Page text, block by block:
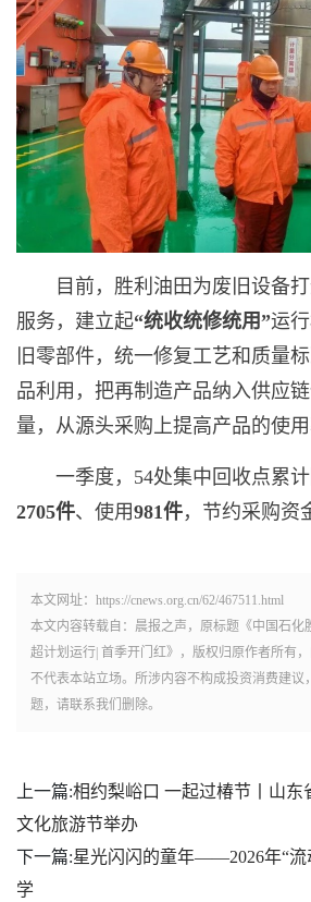
目前，胜利油田为废旧设备
服务，建立起“统收统修统用”运
旧零部件，统一修复工艺和质量
品利用，把再制造产品纳入供应
量，从源头采购上提高产品的使用
一季度，54处集中回收点累
2705件、使用981件，节约采购资
本文网址：https://cnews.org.cn/62/467511.html
本文内容转载自：晨报之声，原标题《中国石化
超计划运行| 首季开门红》，版权归原作者所有，
不代表本站立场。所涉内容不构成投资消费建议
题，请联系我们删除。
上一篇:相约梨峪口 一起过椿节丨山东
文化旅游节举办
下一篇:星光闪闪的童年——2026年“流
学